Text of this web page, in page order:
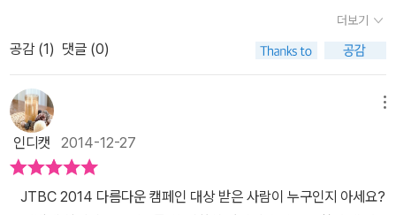
대한 이야기가이번 도서에서도 풀리지 않아서 궁금증을 더 유발한답
니다.교장실에는 출장 중이라는 푯말이 붙어있고교장실에 숨겨져 있
던 황금 엘리베이터가 날아가는 모습이 보이는데교장실의 궁금증은
다음 도서에서 풀릴지 모르겠어요.
없애려고 농약을 사용하게 된다면사람에게까지 피해를 주지만 이런
천적을 이용하면사람에게도 피해가 없으니 이또한 자연의 신비로움
로운 곤충에 대해서도 알게 되었어요.이런 해로운 곤충은 차라리 없
었으면 싶지만해로운 곤충은 전체의 5%정도밖에 되지 않는다고 해
요.벌레만 보면 무조건 죽여야할 것 같은 마음이반성이 되기도 했어
요.아이들에게도 이런 마음이 생긴다면 생명의소중함도 배울 수 있는
기회가 되겠죠~ 벌레를 괴롭히는 친구들로부터 애벌레를 구해낸 아
마디로 색깔이 있는 작가인듯 싶다. 책은 총 3가지의 관찰로 나뉘
는데, 첫번째는 곤충의 생김새와 중요성을 다루는 '이 세상에 나쁜 곤
충은 없어' 두번째 관찰은 곤충들의 생존법을 다루는 ' 아로의 첫사랑'
세번째 관찰은 곤충의 한살이를 볼수 있는 '나비 숲 보호작전' 으로 구
성된다. ​이세상에 나쁜 곤충은 없어!그럴까? 어릴적 뒷산에 올라 놀
다가 털이 숭숭 난 송충이를 보고 기겁을 했던 기억... 아... 제발 이세
상에 송충이가 없었으면 했던 기억이 난다. 그후로 10년, 20년, 30
년... 송충이를 본게 언제가 마지막인지 모르게 기억속에만 남게 된 벌
더보기
공감 (1) 댓글 (0)
인디캣 2014-12-27
JTBC 2014 다름다운 캠페인 대상 받은 사람이 누구인지 아세요?